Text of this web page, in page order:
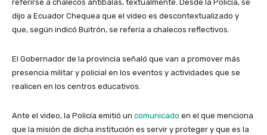
referirse a chalecos antibalas, textualmente. Desde la Policía, se
dijo a Ecuador Chequea que el video es descontextualizado y
que, según indicó Buitrón, se refería a chalecos reflectivos.
El Gobernador de la provincia señaló que van a promover más
presencia militar y policial en los eventos y actividades que se
realicen en los centros educativos.
Ante el video, la Policía emitió un comunicado en el que menciona
que la misión de dicha institución es servir y proteger y que es la